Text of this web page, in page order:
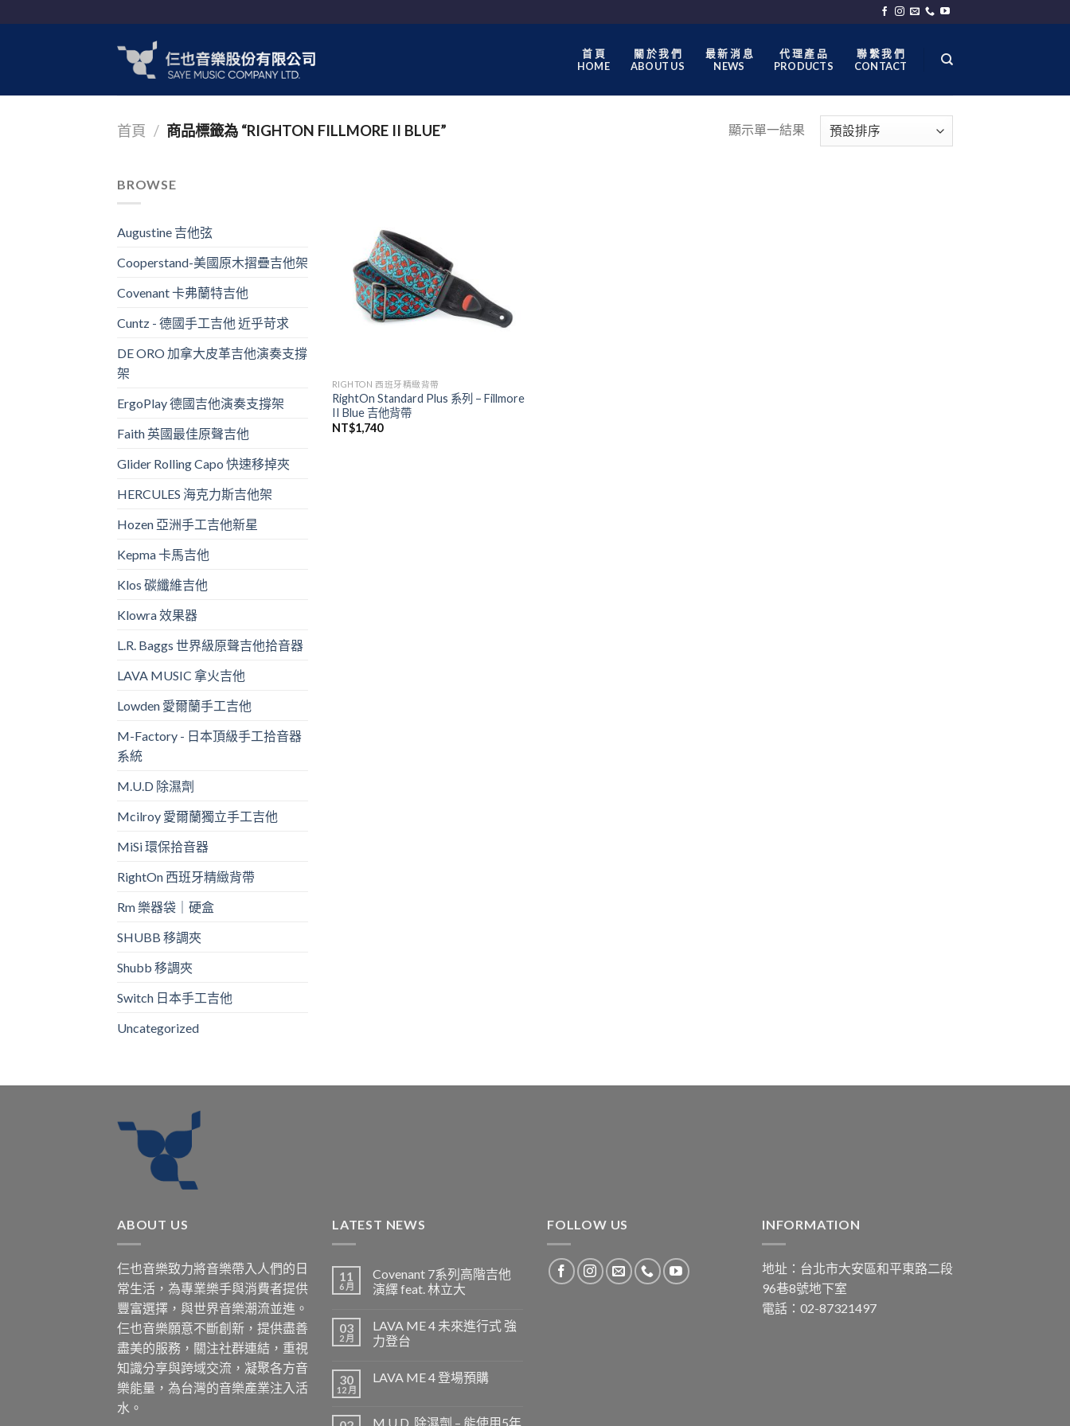
to
首 頁
HOME
關 於 我 們
ABOUT US
最 新 消 息
NEWS
代 理 產 品
PRODUCTS
聯 繫 我 們
CONTACT
首頁 / 商品標籤為 “RIGHTON FILLMORE II BLUE” 顯示單一結果
BROWSE
Augustine 吉他弦
Cooperstand-美國原木摺疊吉他架
Covenant 卡弗蘭特吉他
Cuntz - 德國手工吉他 近乎苛求
DE ORO 加拿大皮革吉他演奏支撐
架
ErgoPlay 德國吉他演奏支撐架
Faith 英國最佳原聲吉他
Glider Rolling Capo 快速移掉夾
HERCULES 海克力斯吉他架
Hozen 亞洲手工吉他新星
Kepma 卡馬吉他
Klos 碳纖維吉他
Klowra 效果器
L.R. Baggs 世界級原聲吉他拾音器
LAVA MUSIC 拿火吉他
Lowden 愛爾蘭手工吉他
M-Factory - 日本頂級手工拾音器
系統
M.U.D 除濕劑
Mcilroy 愛爾蘭獨立手工吉他
MiSi 環保拾音器
RightOn 西班牙精緻背帶
Rm 樂器袋｜硬盒
SHUBB 移調夾
Shubb 移調夾
Switch 日本手工吉他
Uncategorized
RIGHTON 西班牙精緻背帶
RightOn Standard Plus 系列 – Fillmore
II Blue 吉他背帶
NT$1,740
ABOUT US
仨也音樂致力將音樂帶入人們的日
常生活，為專業樂手與消費者提供
豐富選擇，與世界音樂潮流並進。
仨也音樂願意不斷創新，提供盡善
盡美的服務，關注社群連結，重視
知識分享與跨域交流，凝聚各方音
樂能量，為台灣的音樂產業注入活
水。
LATEST NEWS
11
6 月
Covenant 7系列高階吉他
演繹 feat. 林立大
03
2 月
LAVA ME 4 未來進行式 強
力登台
30
12 月
LAVA ME 4 登場預購
M.U.D. 除濕劑 – 能使用5年
FOLLOW US INFORMATION
地址：台北市大安區和平東路二段
96巷8號地下室
電話：02-87321497